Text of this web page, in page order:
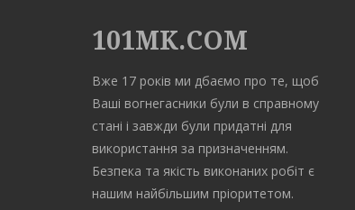
101MK.COM
Вже 17 років ми дбаємо про те, щоб
Ваші вогнегасники були в справному
стані і завжди були придатні для
використання за призначенням.
Безпека та якість виконаних робіт є
нашим найбільшим пріоритетом.